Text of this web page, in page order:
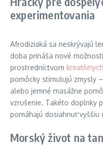
experimentovania
Afrodiziaká sa neskrývajú
doba prináša nové
prostredníctvom
pomôcky stimulujú zmysly
alebo jemné masážne
vzrušenie. Takéto doplnky
pomáhajú dosiahnuť vyššiu
Morský život na